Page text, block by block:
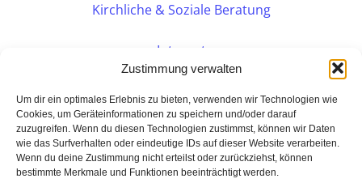
Zustimmung verwalten
Um dir ein optimales Erlebnis zu bieten, verwenden wir Technologien wie
Cookies, um Geräteinformationen zu speichern und/oder darauf
zuzugreifen. Wenn du diesen Technologien zustimmst, können wir Daten
wie das Surfverhalten oder eindeutige IDs auf dieser Website verarbeiten.
Wenn du deine Zustimmung nicht erteilst oder zurückziehst, können
bestimmte Merkmale und Funktionen beeinträchtigt werden.
Kirchliche & Soziale Beratung
Intranet
PERSÖNLICHE BERATUNG